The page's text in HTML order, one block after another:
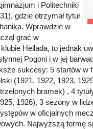
i Politechniki
gdzie otrzymał tytuł
Wprawdzie w
grać w
Hellada, to jednak
Pogoni i w jej
sukcesy: 5 startów w
(1921, 1922, 1923,
bramek) , 4
1926), 3 sezony w
w oficjalnych
Najwyższą formę